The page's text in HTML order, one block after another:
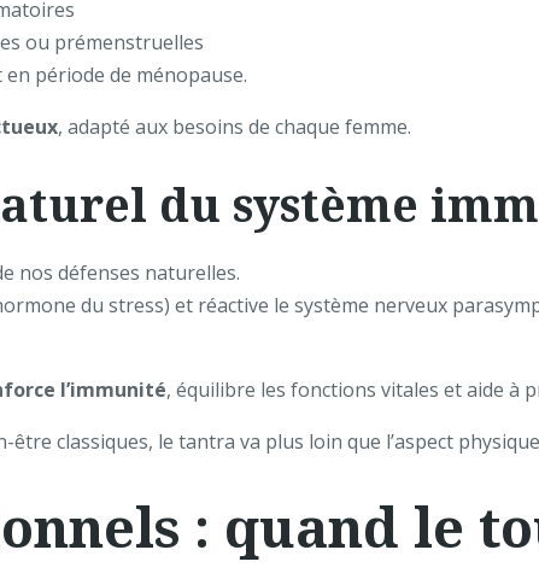
ou prémenstruelles
période de ménopause.
, adapté aux besoins de chaque femme.
du système
nos défenses naturelles.
du stress) et réactive le système nerveux
l’immunité, équilibre les fonctions vitales et aide à
classiques, le tantra va plus loin que l’aspect
: quand le